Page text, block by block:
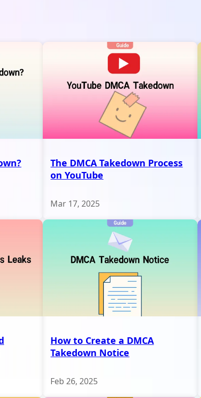
The DMCA Takedown Process
on YouTube
Mar 17, 2025
How to Create a DMCA
Takedown Notice
Feb 26, 2025